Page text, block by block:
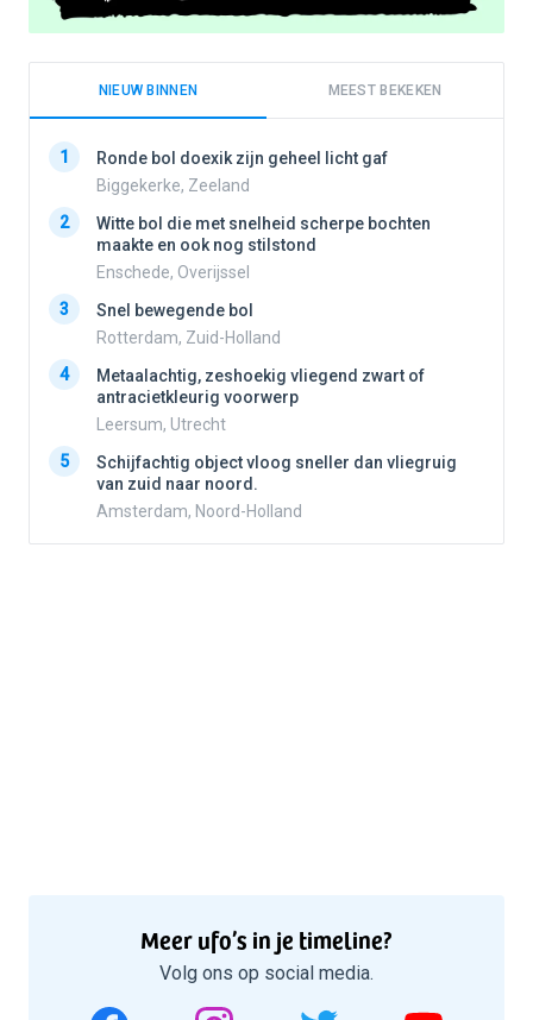
NIEUW BINNEN MEEST BEKEKEN
1
Ronde bol doexik zijn geheel licht gaf
Biggekerke, Zeeland
2
Witte bol die met snelheid scherpe bochten
maakte en ook nog stilstond
Enschede, Overijssel
3
Snel bewegende bol
Rotterdam, Zuid-Holland
4
Metaalachtig, zeshoekig vliegend zwart of
antracietkleurig voorwerp
Leersum, Utrecht
5
Schijfachtig object vloog sneller dan vliegruig
van zuid naar noord.
Amsterdam, Noord-Holland
Meer ufo’s in je timeline?
Volg ons op social media.